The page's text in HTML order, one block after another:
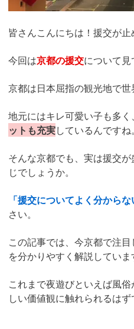
皆さんこんにちは！援交が止
今回は京都の援交について見
京都は日本屈指の観光地で世
地元にはキレ可愛い子も多く、
ットも充実しているんですね。
そんな京都でも、実は援交
じでしょうか。
「援交についてよく分からな
さい。
この記事では、今京都で注
を分かりやすく解説していま
これまで夜遊びといえば風
しい価値観に触れられるはず